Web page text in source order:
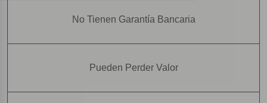
No Tienen Garantía Bancaria
Pueden Perder Valor